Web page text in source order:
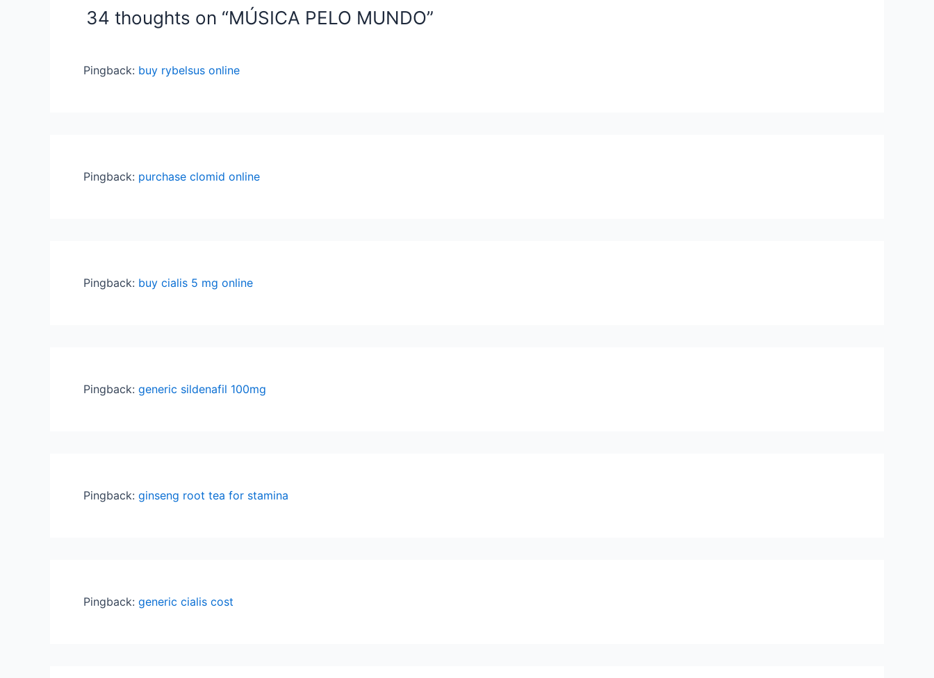
34 thoughts on “MÚSICA PELO MUNDO”
Pingback: buy rybelsus online
Pingback: purchase clomid online
Pingback: buy cialis 5 mg online
Pingback: generic sildenafil 100mg
Pingback: ginseng root tea for stamina
Pingback: generic cialis cost